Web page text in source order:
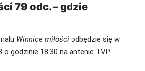
79 odc. – gdzie
Winnice miłości odbędzie się w
o godzinie 18:30 na antenie TVP